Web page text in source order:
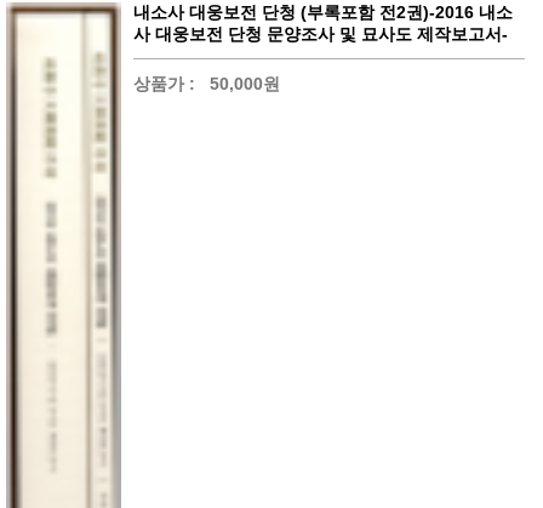
내소사 대웅보전 단청 (부록포함 전2권)-2016 내소
사 대웅보전 단청 문양조사 및 묘사도 제작보고서-
상품가 : 50,000원